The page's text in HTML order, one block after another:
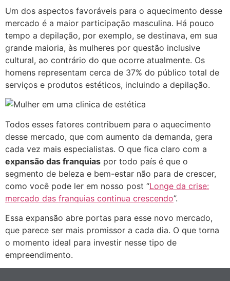
Um dos aspectos favoráveis para o aquecimento desse
mercado é a maior participação masculina. Há pouco
tempo a depilação, por exemplo, se destinava, em sua
grande maioria, às mulheres por questão inclusive
cultural, ao contrário do que ocorre atualmente. Os
homens representam cerca de 37% do público total de
serviços e produtos estéticos, incluindo a depilação.
Todos esses fatores contribuem para o aquecimento
desse mercado, que com aumento da demanda, gera
cada vez mais especialistas. O que fica claro com a
expansão das franquias por todo país é que o
segmento de beleza e bem-estar não para de crescer,
como você pode ler em nosso post “Longe da crise:
mercado das franquias continua crescendo”.
Essa expansão abre portas para esse novo mercado,
que parece ser mais promissor a cada dia. O que torna
o momento ideal para investir nesse tipo de
empreendimento.